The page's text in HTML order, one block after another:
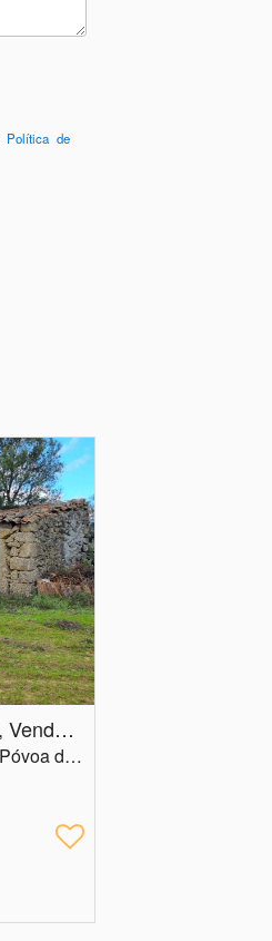
Política de
Terreno Rustico com 9000m2, Venda, Povoa de Rio Moinhos
Castelo Branco, Castelo Branco, Póvoa de Rio de Moinhos e Cafede